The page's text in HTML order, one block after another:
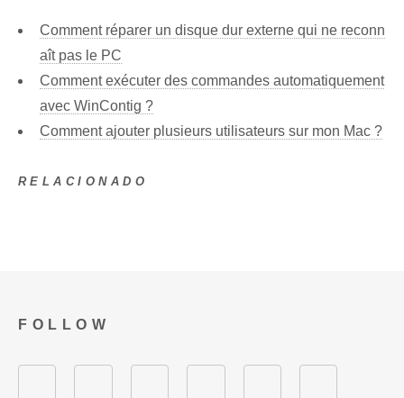
Comment réparer un disque dur externe qui ne reconn
aît pas le PC
Comment exécuter des commandes automatiquement
avec WinContig ?
Comment ajouter plusieurs utilisateurs sur mon Mac ?
RELACIONADO
FOLLOW